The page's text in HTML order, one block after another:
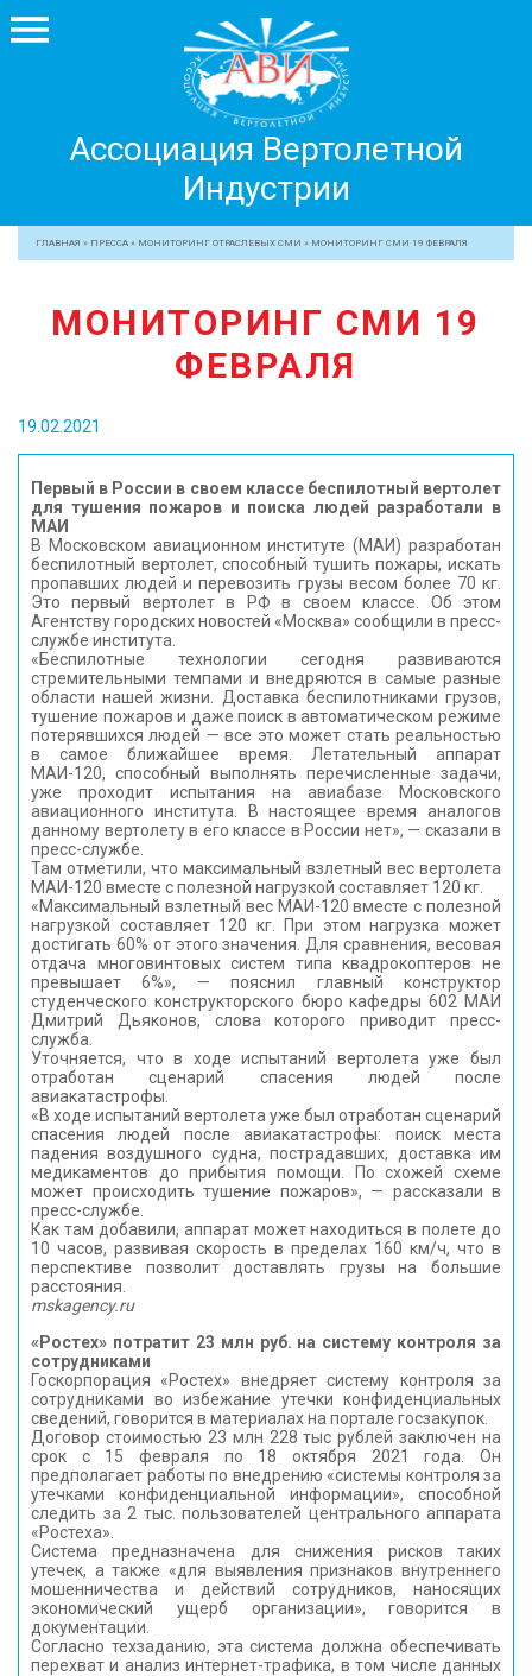
Ассоциация Вертолетной
Индустрии
Вертолетной
Индустрии
+7 499 755 99 29
ЧЛЕНЫ АВИ
МЕРОПРИЯТИЯ
ЖУРНАЛ
ПРЕССА
МЕДИА
КОНТАКТЫ
ГЛАВНАЯ » ПРЕССА » МОНИТОРИНГ ОТРАСЛЕВЫХ СМИ » МОНИТОРИНГ СМИ 19 ФЕВРАЛЯ
МОНИТОРИНГ СМИ 19
ФЕВРАЛЯ
19.02.2021
Первый в России в своем классе беспилотный вертолет
для тушения пожаров и поиска людей разработали в
МАИ
В Московском авиационном институте (МАИ) разработан
беспилотный вертолет, способный тушить пожары, искать
пропавших людей и перевозить грузы весом более 70 кг.
Это первый вертолет в РФ в своем классе. Об этом
Агентству городских новостей «Москва» сообщили в пресс-
службе института.
«Беспилотные технологии сегодня развиваются
стремительными темпами и внедряются в самые разные
области нашей жизни. Доставка беспилотниками грузов,
тушение пожаров и даже поиск в автоматическом режиме
потерявшихся людей — все это может стать реальностью
в самое ближайшее время. Летательный аппарат
МАИ-120, способный выполнять перечисленные задачи,
уже проходит испытания на авиабазе Московского
авиационного института. В настоящее время аналогов
данному вертолету в его классе в России нет», — сказали в
пресс-службе.
Там отметили, что максимальный взлетный вес вертолета
МАИ-120 вместе с полезной нагрузкой составляет 120 кг.
«Максимальный взлетный вес МАИ-120 вместе с полезной
нагрузкой составляет 120 кг. При этом нагрузка может
достигать 60% от этого значения. Для сравнения, весовая
отдача многовинтовых систем типа квадрокоптеров не
превышает 6%», — пояснил главный конструктор
студенческого конструкторского бюро кафедры 602 МАИ
Дмитрий Дьяконов, слова которого приводит пресс-
служба.
Уточняется, что в ходе испытаний вертолета уже был
отработан сценарий спасения людей после
авиакатастрофы.
«В ходе испытаний вертолета уже был отработан сценарий
спасения людей после авиакатастрофы: поиск места
падения воздушного судна, пострадавших, доставка им
медикаментов до прибытия помощи. По схожей схеме
может происходить тушение пожаров», — рассказали в
пресс-службе.
Как там добавили, аппарат может находиться в полете до
10 часов, развивая скорость в пределах 160 км/ч, что в
перспективе позволит доставлять грузы на большие
расстояния.
mskagency.ru
«Ростех» потратит 23 млн руб. на систему контроля за
сотрудниками
Госкорпорация «Ростех» внедряет систему контроля за
сотрудниками во избежание утечки конфиденциальных
сведений, говорится в материалах на портале госзакупок.
Договор стоимостью 23 млн 228 тыс рублей заключен на
срок с 15 февраля по 18 октября 2021 года. Он
предполагает работы по внедрению «системы контроля за
утечками конфиденциальной информации», способной
следить за 2 тыс. пользователей центрального аппарата
«Ростеха».
Система предназначена для снижения рисков таких
утечек, а также «для выявления признаков внутреннего
мошенничества и действий сотрудников, наносящих
экономический ущерб организации», говорится в
документации.
Согласно техзаданию, эта система должна обеспечивать
перехват и анализ интернет-трафика, в том числе данных